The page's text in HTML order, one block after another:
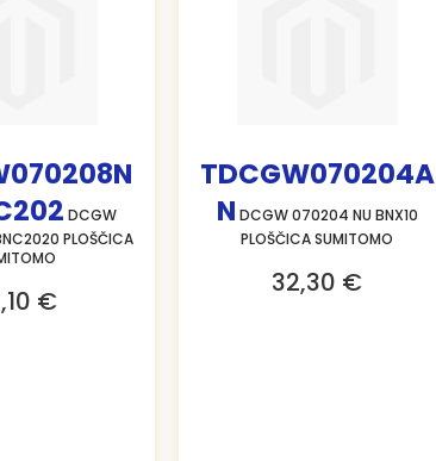
DCGW
PLOŠČICA
€
TDCGW070204A
N DCGW 070204 NU BNX10
PLOŠČICA SUMITOMO
32,30 €